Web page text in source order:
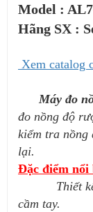
Model :
Hãng SX :
Xem catalog
Máy đo
đo nồng độ
kiểm tra
lại.
Đặc điểm nổi
Thiết
cầm tay.